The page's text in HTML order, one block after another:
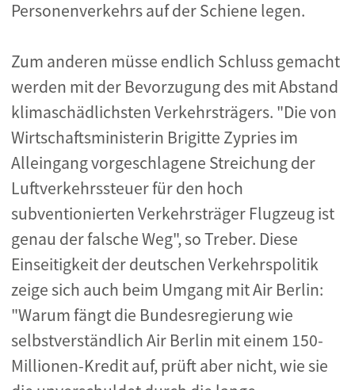
Personenverkehrs auf der Schiene legen.
Zum anderen müsse endlich Schluss gemacht
werden mit der Bevorzugung des mit Abstand
klimaschädlichsten Verkehrsträgers. "Die von
Wirtschaftsministerin Brigitte Zypries im
Alleingang vorgeschlagene Streichung der
Luftverkehrssteuer für den hoch
subventionierten Verkehrsträger Flugzeug ist
genau der falsche Weg", so Treber. Diese
Einseitigkeit der deutschen Verkehrspolitik
zeige sich auch beim Umgang mit Air Berlin:
"Warum fängt die Bundesregierung wie
selbstverständlich Air Berlin mit einem 150-
Millionen-Kredit auf, prüft aber nicht, wie sie